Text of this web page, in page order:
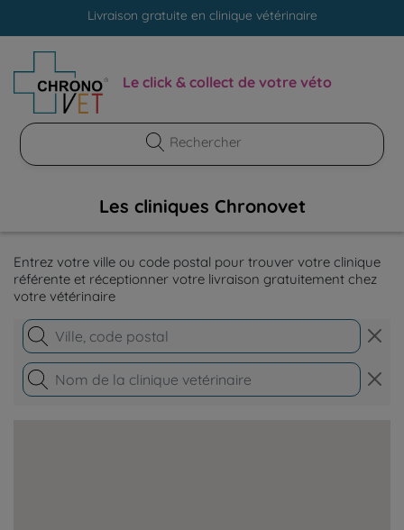
Livraison gratuite en clinique vétérinaire
Livraison gratuite en clinique vétérinaire
Le click & collect de votre véto
Les cliniques Chronovet
Entrez votre ville ou code postal pour trouver votre clinique
référente et réceptionner votre livraison gratuitement chez
votre vétérinaire